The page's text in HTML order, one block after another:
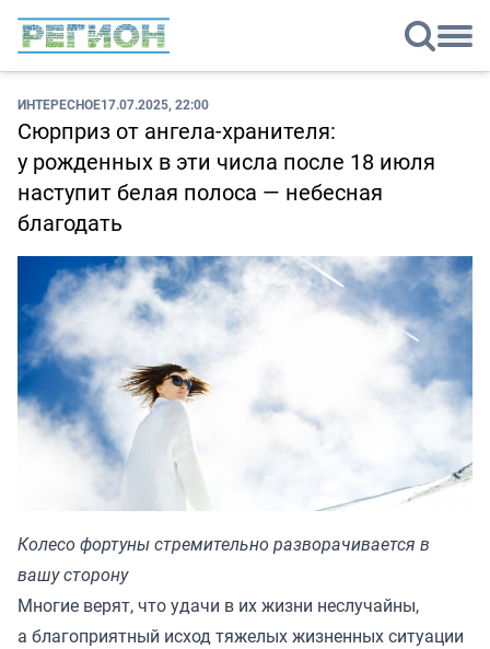
ИНТЕРЕСНОЕ17.07.2025, 22:00
Сюрприз от ангела-хранителя:
у рожденных в эти числа после 18 июля
наступит белая полоса — небесная
благодать
Колесо фортуны стремительно разворачивается в
вашу сторону
Многие верят, что удачи в их жизни неслучайны,
а благоприятный исход тяжелых жизненных ситуации